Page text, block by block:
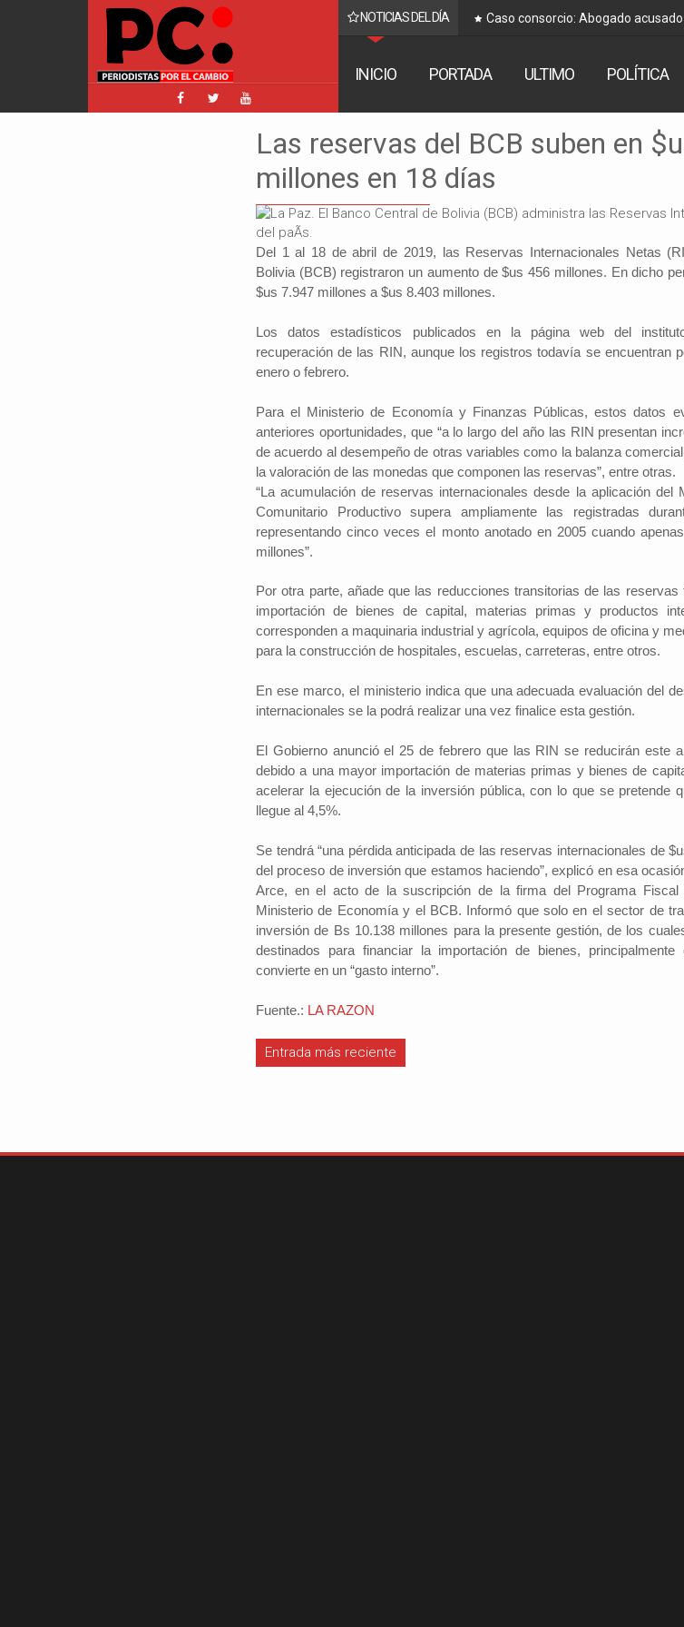
NOTICIAS DEL DÍA
implica a Manfred y golpea a Tuto y Samuel Caso consorcio: Abogado
INICIO PORTADA ULTIMO POLÍTICA
Las reservas del BCB suben en
millones en 18 días
Del 1 al 18 de abril de 2019, las Reservas Internacionales Netas
Bolivia (BCB) registraron un aumento de $us 456 millones. En dicho
$us 7.947 millones a $us 8.403 millones.
Los datos estadísticos publicados en la página web del
recuperación de las RIN, aunque los registros todavía se encuentran
enero o febrero.
Para el Ministerio de Economía y Finanzas Públicas, estos datos
anteriores oportunidades, que “a lo largo del año las RIN presentan
de acuerdo al desempeño de otras variables como la balanza
la valoración de las monedas que componen las reservas”, entre otras.
“La acumulación de reservas internacionales desde la aplicación del
Comunitario Productivo supera ampliamente las registradas
representando cinco veces el monto anotado en 2005 cuando
millones”.
Por otra parte, añade que las reducciones transitorias de las
importación de bienes de capital, materias primas y productos
corresponden a maquinaria industrial y agrícola, equipos de oficina y
para la construcción de hospitales, escuelas, carreteras, entre otros.
En ese marco, el ministerio indica que una adecuada evaluación del
internacionales se la podrá realizar una vez finalice esta gestión.
El Gobierno anunció el 25 de febrero que las RIN se reducirán este
debido a una mayor importación de materias primas y bienes de
acelerar la ejecución de la inversión pública, con lo que se pretende
llegue al 4,5%.
Se tendrá “una pérdida anticipada de las reservas internacionales de
del proceso de inversión que estamos haciendo”, explicó en esa
Arce, en el acto de la suscripción de la firma del Programa Fiscal
Ministerio de Economía y el BCB. Informó que solo en el sector de
inversión de Bs 10.138 millones para la presente gestión, de los
destinados para financiar la importación de bienes,
convierte en un “gasto interno”.
Fuente.: LA RAZON
Entrada más reciente
#iloveSCZ
Periodistas por el Cambio 2022-09-09
Autor: Daniel Hinojosa, es economista
político.La economía del departamento de
Santa Cruz representa alrededor de un
nacional y está basada en la producci...
Investigador:
coadyuvan a
violencia
Periodistas por el
España indicó